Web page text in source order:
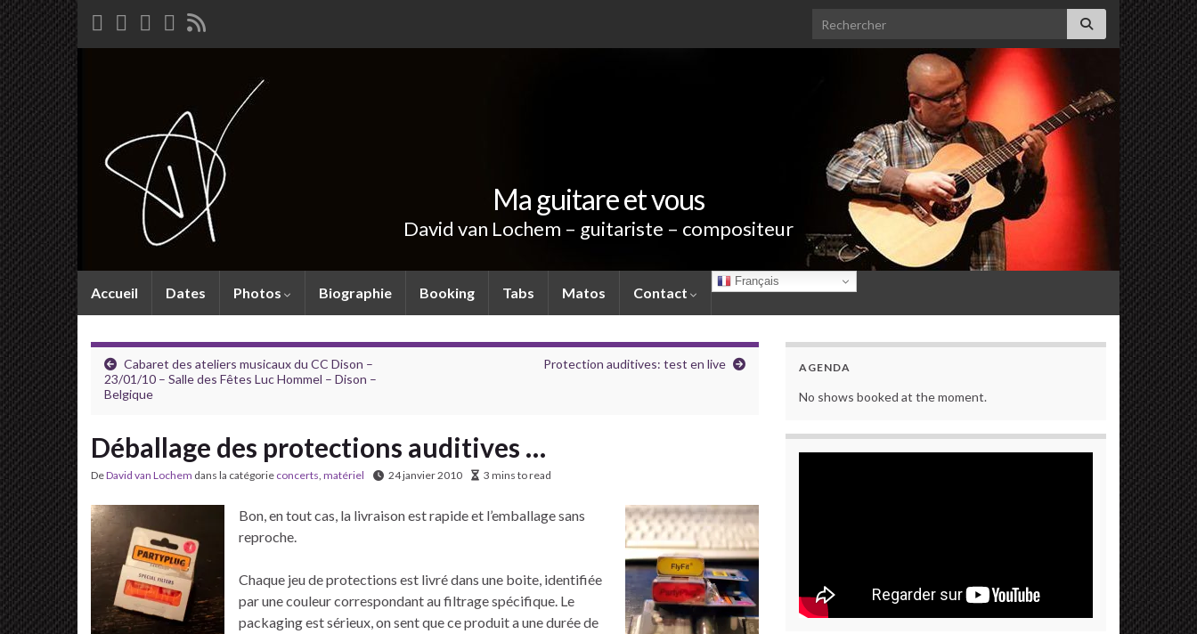
Search for:
Ma guitare et vous
David van Lochem – guitariste – compositeur
Accueil Dates Photos Biographie Booking Tabs Matos Contact
Français
Cabaret des ateliers musicaux du CC Dison –
23/01/10 – Salle des Fêtes Luc Hommel – Dison –
Belgique
Protection auditives: test en live
Déballage des protections auditives …
DeDavid van Lochem dans la catégorie concerts, matériel 24 janvier 2010 3 mins to read
Bon, en tout cas, la livraison est rapide et l’emballage sans
reproche.
Chaque jeu de protections est livré dans une boite, identifiée
par une couleur correspondant au filtrage spécifique. Le
packaging est sérieux, on sent que ce produit a une durée de
AGENDA
No shows booked at the moment.